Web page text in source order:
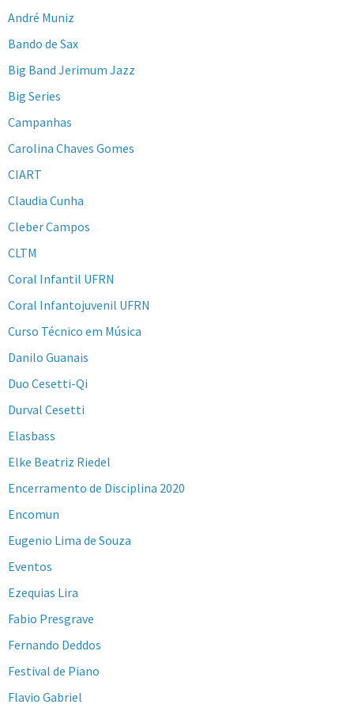
André Muniz
Bando de Sax
Big Band Jerimum Jazz
Big Series
Campanhas
Carolina Chaves Gomes
CIART
Claudia Cunha
Cleber Campos
CLTM
Coral Infantil UFRN
Coral Infantojuvenil UFRN
Curso Técnico em Música
Danilo Guanais
Duo Cesetti-Qi
Durval Cesetti
Elasbass
Elke Beatriz Riedel
Encerramento de Disciplina 2020
Encomun
Eugenio Lima de Souza
Eventos
Ezequias Lira
Fabio Presgrave
Fernando Deddos
Festival de Piano
Flavio Gabriel